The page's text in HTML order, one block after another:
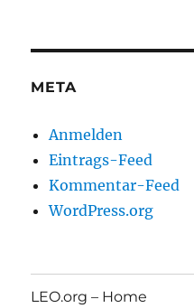
META
Anmelden
Eintrags-Feed
Kommentar-Feed
WordPress.org
LEO.org – Home